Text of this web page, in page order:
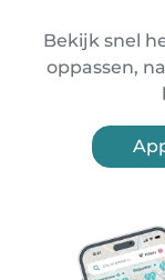
Bekijk snel
oppassen,